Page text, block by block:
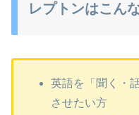
レプトンはこん
英語を「聞く・
させたい方